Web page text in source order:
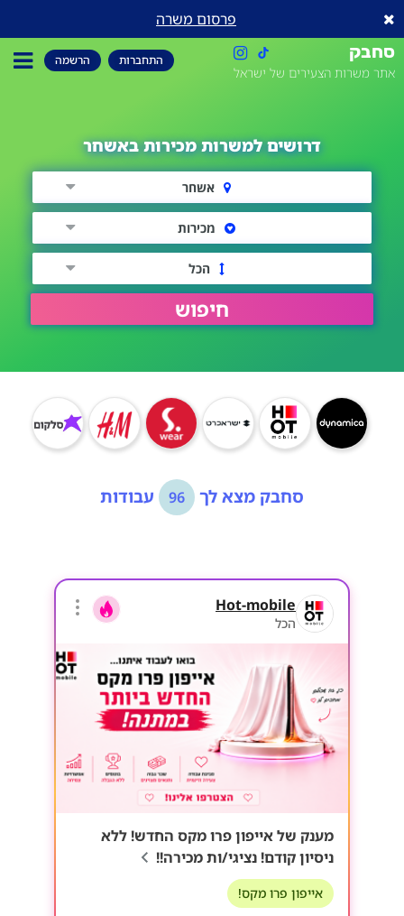
פרסום משרה
סחבק
אתר משרות הצעירים של ישראל
התחברות הרשמה
דרושים למשרות מכירות באשחר
אשחר
מכירות
הכל
חיפוש
סחבק מצא לך 96 עבודות
Hot-mobile
הכל
מענק של אייפון פרו מקס החדש! ללא
ניסיון קודם! נציגי/ות מכירה!!
אייפון פרו מקס!